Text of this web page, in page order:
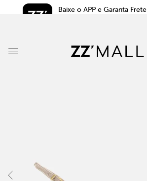
Baixe o APP e Garanta Frete